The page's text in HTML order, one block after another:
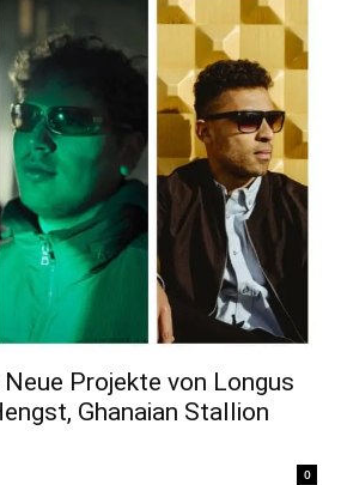
Projekte von Longus
Ghanaian Stallion
0